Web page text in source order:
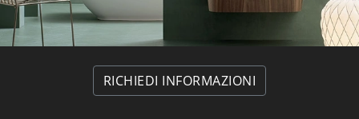
RICHIEDI INFORMAZIONI